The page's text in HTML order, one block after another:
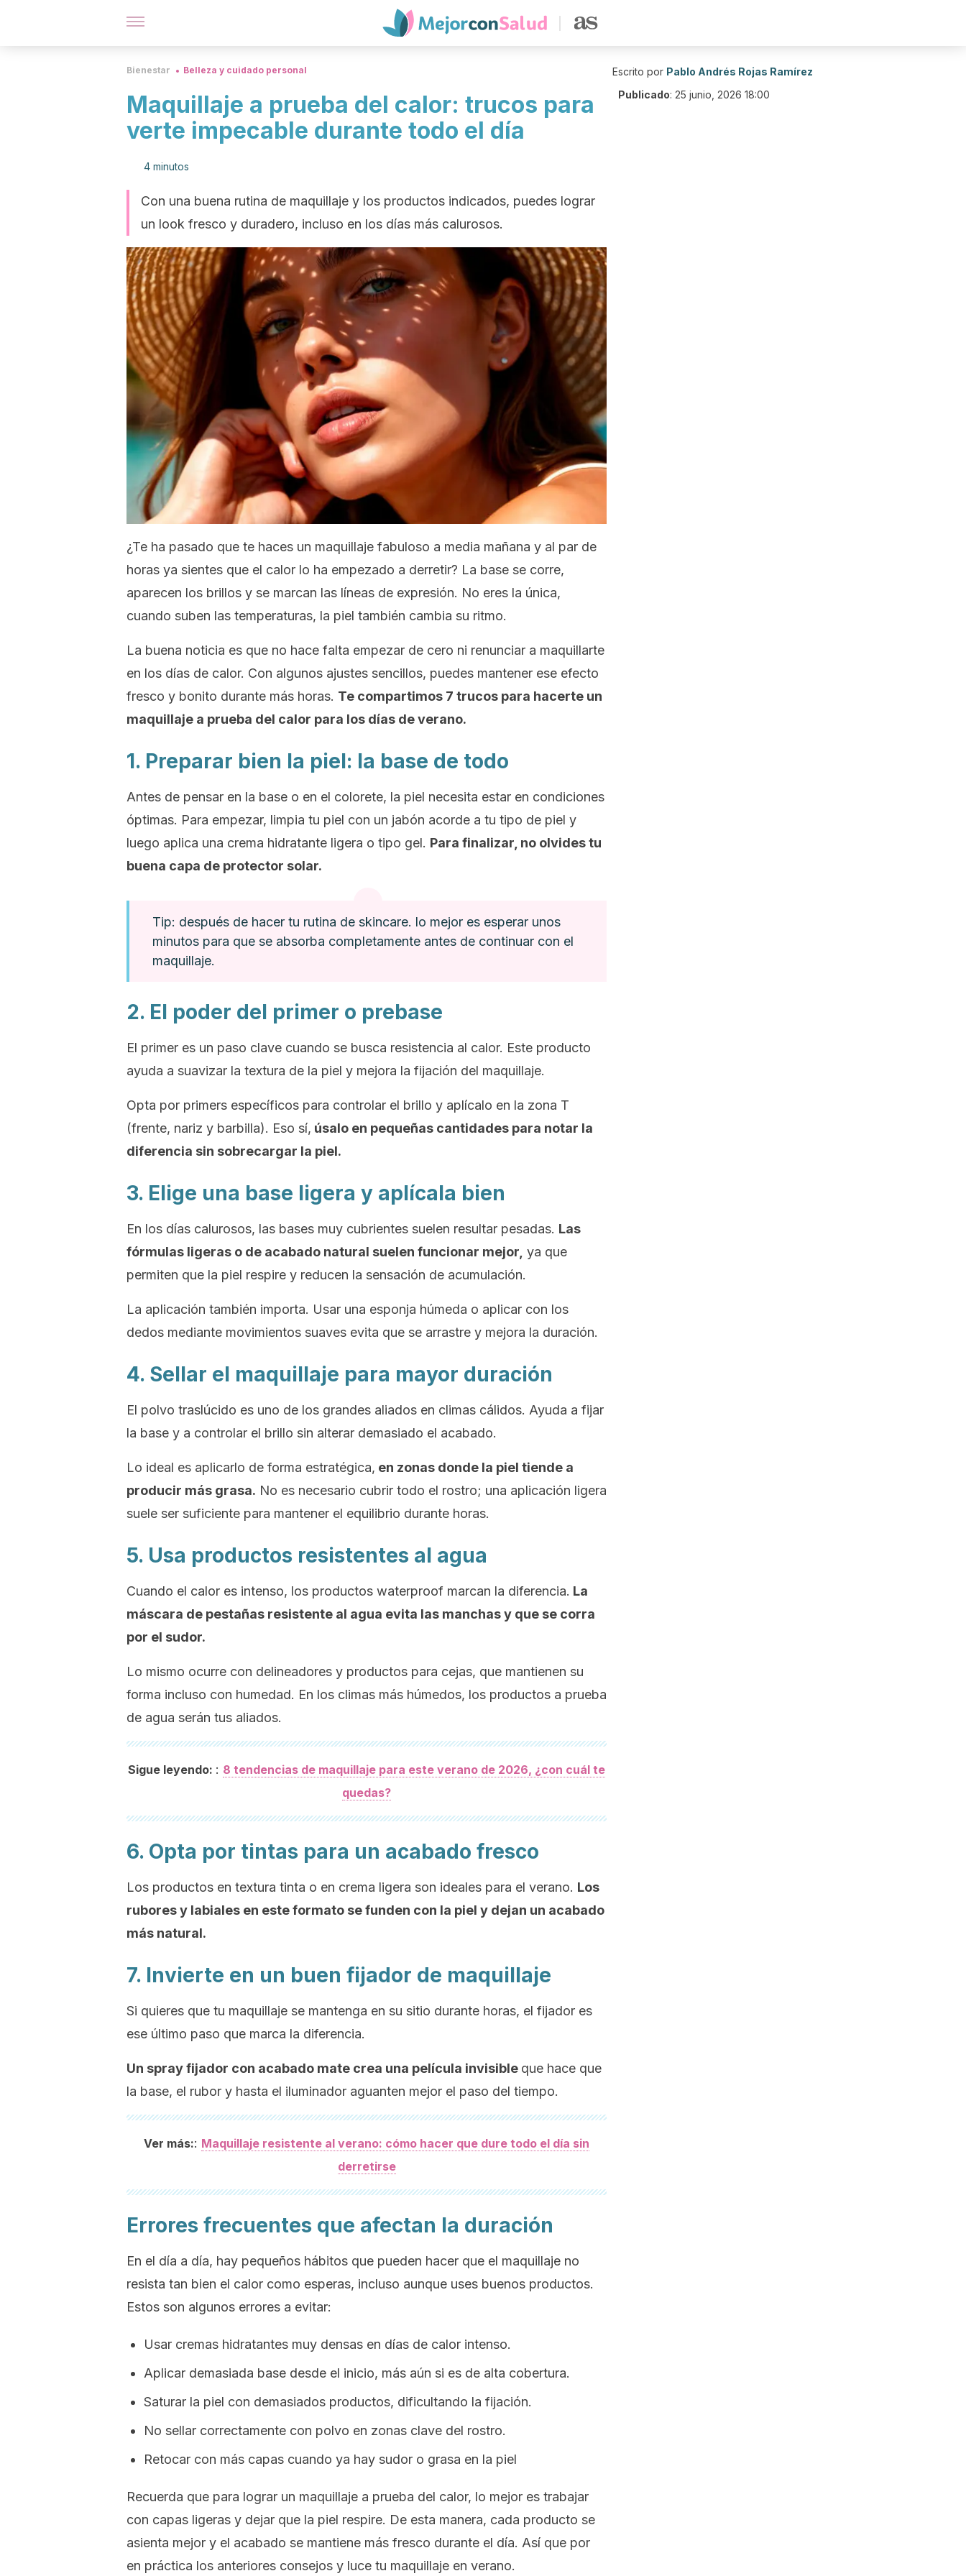
Bienestar Belleza y cuidado personal
Maquillaje a prueba del calor: trucos para
verte impecable durante todo el día
4 minutos
Con una buena rutina de maquillaje y los productos indicados, puedes lograr
un look fresco y duradero, incluso en los días más calurosos.
¿Te ha pasado que te haces un maquillaje fabuloso a media mañana y al par de
horas ya sientes que el calor lo ha empezado a derretir? La base se corre,
aparecen los brillos y se marcan las líneas de expresión. No eres la única,
cuando suben las temperaturas, la piel también cambia su ritmo.
La buena noticia es que no hace falta empezar de cero ni renunciar a maquillarte
en los días de calor. Con algunos ajustes sencillos, puedes mantener ese efecto
fresco y bonito durante más horas. Te compartimos 7 trucos para hacerte un
maquillaje a prueba del calor para los días de verano.
1. Preparar bien la piel: la base de todo
Antes de pensar en la base o en el colorete, la piel necesita estar en condiciones
óptimas. Para empezar, limpia tu piel con un jabón acorde a tu tipo de piel y
luego aplica una crema hidratante ligera o tipo gel. Para finalizar, no olvides tu
buena capa de protector solar.
Tip: después de hacer tu rutina de skincare. lo mejor es esperar unos
minutos para que se absorba completamente antes de continuar con el
maquillaje.
2. El poder del primer o prebase
El primer es un paso clave cuando se busca resistencia al calor. Este producto
ayuda a suavizar la textura de la piel y mejora la fijación del maquillaje.
Opta por primers específicos para controlar el brillo y aplícalo en la zona T
(frente, nariz y barbilla). Eso sí, úsalo en pequeñas cantidades para notar la
diferencia sin sobrecargar la piel.
3. Elige una base ligera y aplícala bien
En los días calurosos, las bases muy cubrientes suelen resultar pesadas. Las
fórmulas ligeras o de acabado natural suelen funcionar mejor, ya que
permiten que la piel respire y reducen la sensación de acumulación.
La aplicación también importa. Usar una esponja húmeda o aplicar con los
dedos mediante movimientos suaves evita que se arrastre y mejora la duración.
4. Sellar el maquillaje para mayor duración
El polvo traslúcido es uno de los grandes aliados en climas cálidos. Ayuda a fijar
la base y a controlar el brillo sin alterar demasiado el acabado.
Lo ideal es aplicarlo de forma estratégica, en zonas donde la piel tiende a
producir más grasa. No es necesario cubrir todo el rostro; una aplicación ligera
suele ser suficiente para mantener el equilibrio durante horas.
5. Usa productos resistentes al agua
Cuando el calor es intenso, los productos waterproof marcan la diferencia. La
máscara de pestañas resistente al agua evita las manchas y que se corra
por el sudor.
Lo mismo ocurre con delineadores y productos para cejas, que mantienen su
forma incluso con humedad. En los climas más húmedos, los productos a prueba
de agua serán tus aliados.
Sigue leyendo: : 8 tendencias de maquillaje para este verano de 2026, ¿con cuál te
quedas?
6. Opta por tintas para un acabado fresco
Los productos en textura tinta o en crema ligera son ideales para el verano. Los
rubores y labiales en este formato se funden con la piel y dejan un acabado
más natural.
7. Invierte en un buen fijador de maquillaje
Si quieres que tu maquillaje se mantenga en su sitio durante horas, el fijador es
ese último paso que marca la diferencia.
Un spray fijador con acabado mate crea una película invisible que hace que
la base, el rubor y hasta el iluminador aguanten mejor el paso del tiempo.
Ver más:: Maquillaje resistente al verano: cómo hacer que dure todo el día sin
derretirse
Errores frecuentes que afectan la duración
En el día a día, hay pequeños hábitos que pueden hacer que el maquillaje no
resista tan bien el calor como esperas, incluso aunque uses buenos productos.
Estos son algunos errores a evitar:
Usar cremas hidratantes muy densas en días de calor intenso.
Aplicar demasiada base desde el inicio, más aún si es de alta cobertura.
Saturar la piel con demasiados productos, dificultando la fijación.
No sellar correctamente con polvo en zonas clave del rostro.
Retocar con más capas cuando ya hay sudor o grasa en la piel
Recuerda que para lograr un maquillaje a prueba del calor, lo mejor es trabajar
con capas ligeras y dejar que la piel respire. De esta manera, cada producto se
asienta mejor y el acabado se mantiene más fresco durante el día. Así que por
en práctica los anteriores consejos y luce tu maquillaje en verano.
Escrito por Pablo Andrés Rojas Ramírez
Publicado: 25 junio, 2026 18:00